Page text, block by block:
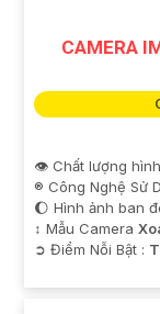
CAMERA
👁 Chất lượng
®️ Công Nghệ Sử
🌔 Hình ảnh ban
↕️ Mẫu Camera
️➲ Điểm Nỗi Bật :